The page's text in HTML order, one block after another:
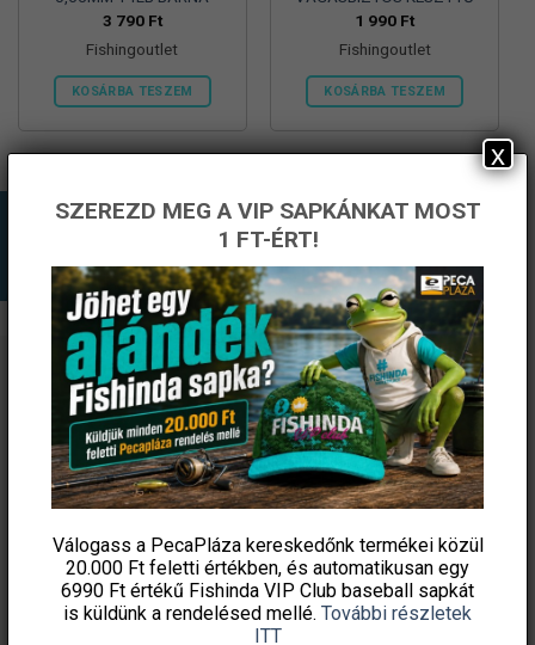
3 790 Ft
Fishingoutlet
KOSÁRBA TESZEM
1 990 Ft
Fishingoutlet
KOSÁRBA TESZEM
ÉRTESÜLJ ELSŐKÉNT! IRATKOZZ FEL A
HÍRLEVELÜNKRE!
SZEREZD MEG A VIP SAPKÁNKAT MOST
1 FT-ÉRT!
Válogass a PecaPláza kereskedőnk termékei közül
20.000 Ft feletti értékben, és automatikusan egy
6990 Ft értékű Fishinda VIP Club baseball sapkát
is küldünk a rendelésed mellé. További részletek
ITT
x